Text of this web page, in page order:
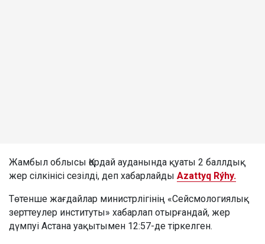
Жамбыл облысы Қордай ауданында қуаты 2 баллдық
жер сілкінісі сезілді, деп хабарлайды Azattyq Rýhy.
Төтенше жағдайлар министрлігінің «Сейсмологиялық
зерттеулер институты» хабарлап отырғандай, жер
дүмпуі Астана уақытымен 12:57-де тіркелген.